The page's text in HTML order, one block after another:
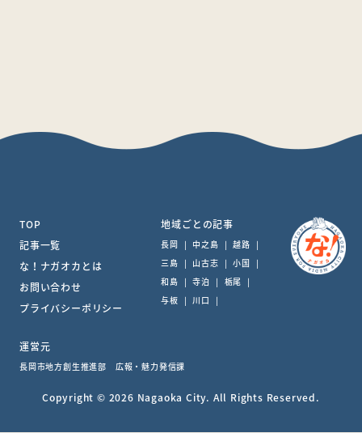
TOP
記事一覧
な！ナガオカとは
お問い合わせ
プライバシーポリシー
地域ごとの記事
長岡 | 中之島 | 越路 |
三島 | 山古志 | 小国
|
和島 | 寺泊 | 栃尾
|
与板 | 川口 |
運営元
長岡市地方創生推進部 広報・魅力発信課
Copyright © 2026 Nagaoka City. All Rights Reserved.